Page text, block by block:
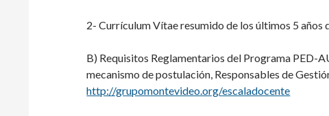
2- Currículum Vítae resumido de los últimos 5 años
B) Requisitos Reglamentarios del Programa PED-
mecanismo de postulación, Responsables de
http://grupomontevideo.org/escaladocente